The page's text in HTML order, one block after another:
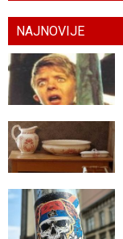
NAJNOVIJE